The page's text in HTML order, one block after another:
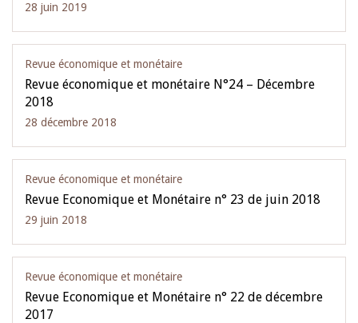
28 juin 2019
Revue économique et monétaire
Revue économique et monétaire N°24 – Décembre
2018
28 décembre 2018
Revue économique et monétaire
Revue Economique et Monétaire n° 23 de juin 2018
29 juin 2018
Revue économique et monétaire
Revue Economique et Monétaire n° 22 de décembre
2017